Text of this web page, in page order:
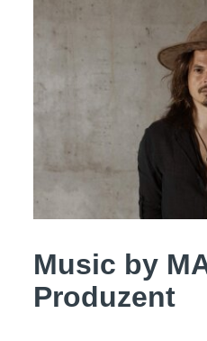
Music by
Produzent